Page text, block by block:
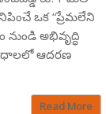
ఒక “ప్రేమలేని
నుండి అభివృద్ధి
ఆదరణ
Read More